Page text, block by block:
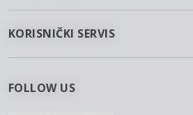
KORISNIČKI SERVIS
FOLLOW US